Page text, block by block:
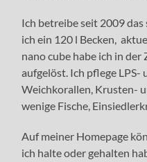
Ich betreibe seit 2009
ich ein 120 l Becken,
nano cube habe ich in
aufgelöst. Ich pflege LPS-
Weichkorallen, Krusten-
wenige Fische,
Auf meiner Homepage
ich halte oder gehalten